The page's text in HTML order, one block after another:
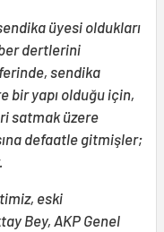
üyesi oldukları
dertlerini
sendika
bir yapı olduğu için,
satmak üzere
defaatle gitmişler;
eski
Bey, AKP Genel